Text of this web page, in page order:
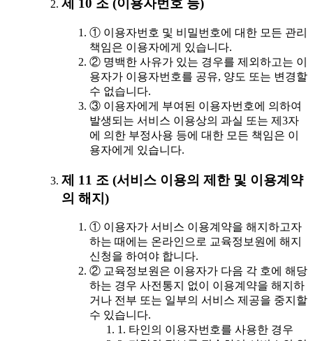
제 10 조 (이용자번호 등)
① 이용자번호 및 비밀번호에 대한 모든 관리
책임은 이용자에게 있습니다.
② 명백한 사유가 있는 경우를 제외하고는 이
용자가 이용자번호를 공유, 양도 또는 변경할
수 없습니다.
③ 이용자에게 부여된 이용자번호에 의하여
발생되는 서비스 이용상의 과실 또는 제3자
에 의한 부정사용 등에 대한 모든 책임은 이
용자에게 있습니다.
제 11 조 (서비스 이용의 제한 및 이용계약
의 해지)
① 이용자가 서비스 이용계약을 해지하고자
하는 때에는 온라인으로 교육정보원에 해지
신청을 하여야 합니다.
② 교육정보원은 이용자가 다음 각 호에 해당
하는 경우 사전통지 없이 이용계약을 해지하
거나 전부 또는 일부의 서비스 제공을 중지할
수 있습니다.
1. 타인의 이용자번호를 사용한 경우